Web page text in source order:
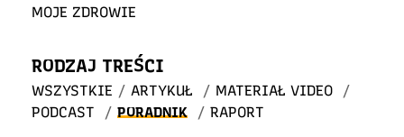
MOJE ZDROWIE
RODZAJ TREŚCI
WSZYSTKIE / ARTYKUŁ / MATERIAŁ VIDEO
/
PODCAST
/ PORADNIK / RAPORT